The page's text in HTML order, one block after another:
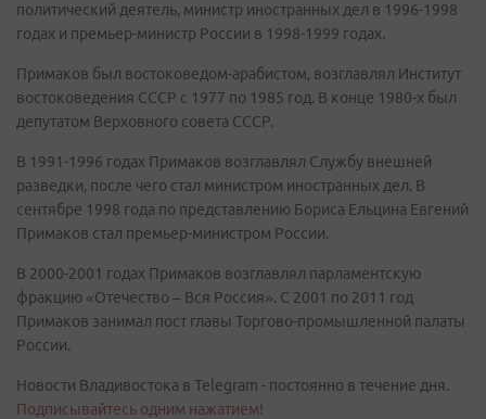
политический деятель, министр иностранных дел в 1996-1998
годах и премьер-министр России в 1998-1999 годах.
Примаков был востоковедом-арабистом, возглавлял Институт
востоковедения СССР с 1977 по 1985 год. В конце 1980-х был
депутатом Верховного совета СССР.
В 1991-1996 годах Примаков возглавлял Службу внешней
разведки, после чего стал министром иностранных дел. В
сентябре 1998 года по представлению Бориса Ельцина Евгений
Примаков стал премьер-министром России.
В 2000-2001 годах Примаков возглавлял парламентскую
фракцию «Отечество – Вся Россия». С 2001 по 2011 год
Примаков занимал пост главы Торгово-промышленной палаты
России.
Новости Владивостока в Telegram - постоянно в течение дня.
Подписывайтесь одним нажатием!